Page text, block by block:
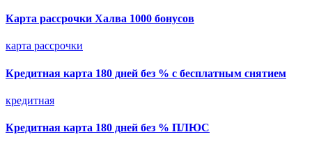
Карта рассрочки Халва 1000 бонусов
карта рассрочки
Кредитная карта 180 дней без % с бесплатным снятием
кредитная
Кредитная карта 180 дней без % ПЛЮС